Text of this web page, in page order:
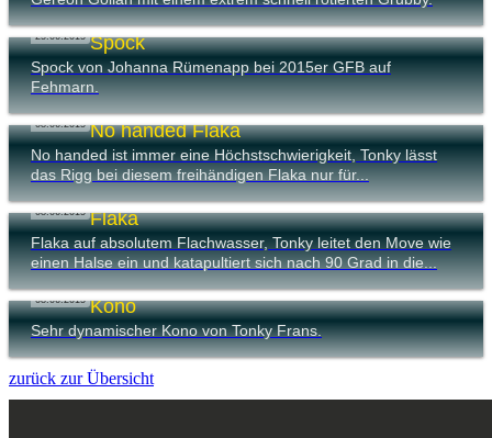
25.06.2015 Spock
Spock von Johanna Rümenapp bei 2015er GFB auf
Fehmarn.
08.06.2015 No handed Flaka
No handed ist immer eine Höchstschwierigkeit, Tonky lässt
das Rigg bei diesem freihändigen Flaka nur für...
08.06.2015 Flaka
Flaka auf absolutem Flachwasser, Tonky leitet den Move wie
einen Halse ein und katapultiert sich nach 90 Grad in die...
08.06.2015 Kono
Sehr dynamischer Kono von Tonky Frans.
zurück zur Übersicht